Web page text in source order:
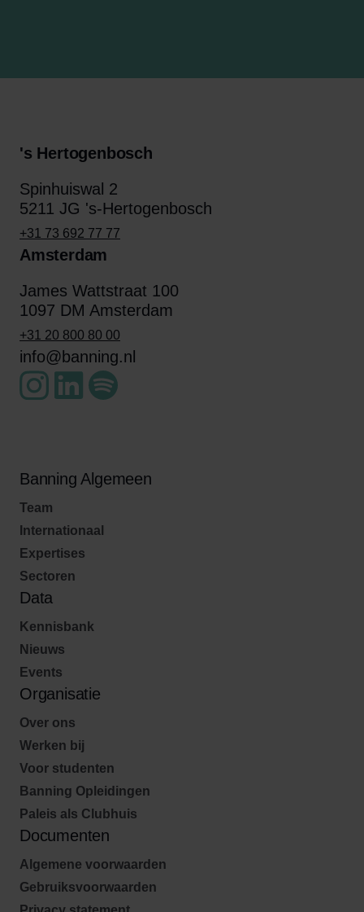
's Hertogenbosch
Spinhuiswal 2
5211 JG 's-Hertogenbosch
+31 73 692 77 77
Amsterdam
James Wattstraat 100
1097 DM Amsterdam
+31 20 800 80 00
info@banning.nl
Banning Algemeen
Team
Internationaal
Expertises
Sectoren
Data
Kennisbank
Nieuws
Events
Organisatie
Over ons
Werken bij
Voor studenten
Banning Opleidingen
Paleis als Clubhuis
Documenten
Algemene voorwaarden
Gebruiksvoorwaarden